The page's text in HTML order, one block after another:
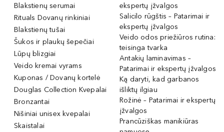
Blakstienų serumai
Rituals Dovanų rinkiniai
Blakstienų tušai
Šukos ir plaukų šepečiai
Lūpų blizgiai
Veido kremai vyrams
Kuponas / Dovanų kortelė
Douglas Collection Kvepalai
Bronzantai
Nišiniai unisex kvepalai
Skaistalai
ekspertų įžvalgos
Salicilo rūgštis – Patarimai ir
ekspertų įžvalgos
Veido odos priežiūros rutina:
teisinga tvarka
Antakių laminavimas –
Patarimai ir ekspertų įžvalgos
Ką daryti, kad garbanos
išliktų ilgiau
Rožinė – Patarimai ir ekspertų
įžvalgos
Prancūziškas manikiūras